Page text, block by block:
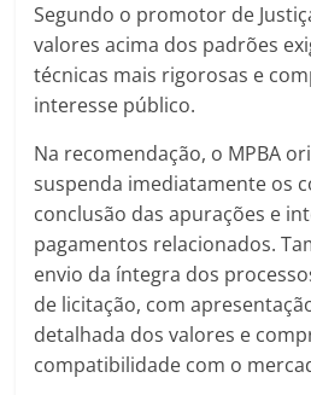
Segundo o promotor de
valores acima dos padrões
técnicas mais rigorosas e
interesse público.
Na recomendação, o MPBA
suspenda imediatamente os
conclusão das apurações e
pagamentos relacionados.
envio da íntegra dos
de licitação, com
detalhada dos valores e
compatibilidade com o